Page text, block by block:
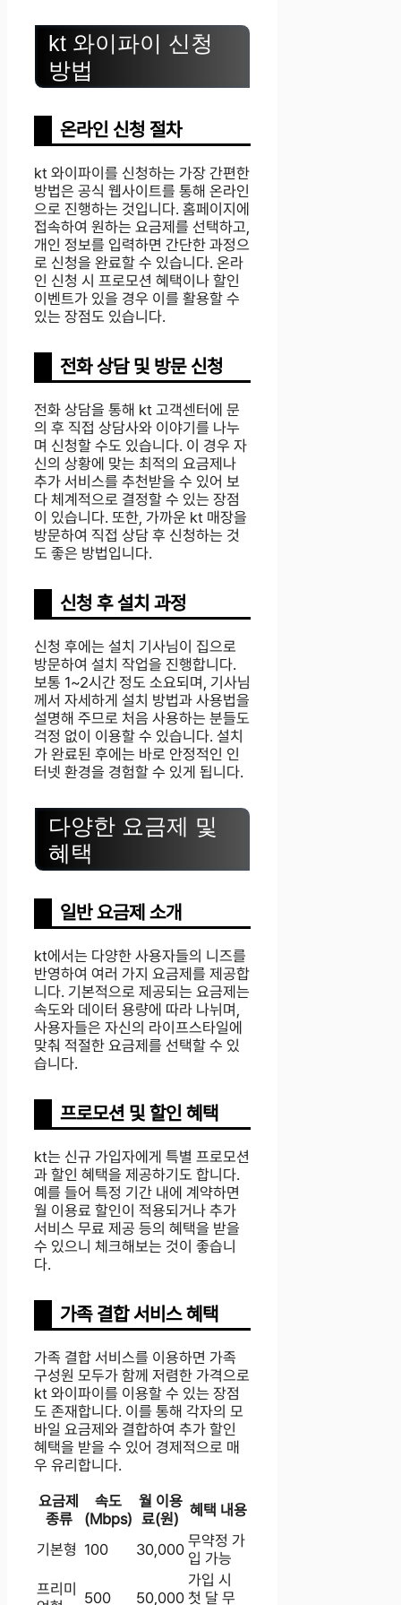
kt 와이파이 신청
방법
온라인 신청 절차
kt 와이파이를 신청하는 가장 간편한
방법은 공식 웹사이트를 통해 온라인
으로 진행하는 것입니다. 홈페이지에
접속하여 원하는 요금제를 선택하고,
개인 정보를 입력하면 간단한 과정으
로 신청을 완료할 수 있습니다. 온라
인 신청 시 프로모션 혜택이나 할인
이벤트가 있을 경우 이를 활용할 수
있는 장점도 있습니다.
전화 상담 및 방문 신청
전화 상담을 통해 kt 고객센터에 문
의 후 직접 상담사와 이야기를 나누
며 신청할 수도 있습니다. 이 경우 자
신의 상황에 맞는 최적의 요금제나
추가 서비스를 추천받을 수 있어 보
다 체계적으로 결정할 수 있는 장점
이 있습니다. 또한, 가까운 kt 매장을
방문하여 직접 상담 후 신청하는 것
도 좋은 방법입니다.
신청 후 설치 과정
신청 후에는 설치 기사님이 집으로
방문하여 설치 작업을 진행합니다.
보통 1~2시간 정도 소요되며, 기사님
께서 자세하게 설치 방법과 사용법을
설명해 주므로 처음 사용하는 분들도
걱정 없이 이용할 수 있습니다. 설치
가 완료된 후에는 바로 안정적인 인
터넷 환경을 경험할 수 있게 됩니다.
다양한 요금제 및
혜택
일반 요금제 소개
kt에서는 다양한 사용자들의 니즈를
반영하여 여러 가지 요금제를 제공합
니다. 기본적으로 제공되는 요금제는
속도와 데이터 용량에 따라 나뉘며,
사용자들은 자신의 라이프스타일에
맞춰 적절한 요금제를 선택할 수 있
습니다.
프로모션 및 할인 혜택
kt는 신규 가입자에게 특별 프로모션
과 할인 혜택을 제공하기도 합니다.
예를 들어 특정 기간 내에 계약하면
월 이용료 할인이 적용되거나 추가
서비스 무료 제공 등의 혜택을 받을
수 있으니 체크해보는 것이 좋습니
다.
가족 결합 서비스 혜택
가족 결합 서비스를 이용하면 가족
구성원 모두가 함께 저렴한 가격으로
kt 와이파이를 이용할 수 있는 장점
도 존재합니다. 이를 통해 각자의 모
바일 요금제와 결합하여 추가 할인
혜택을 받을 수 있어 경제적으로 매
우 유리합니다.
요금제
종류
속도
(Mbps)
월 이용
료(원)
혜택 내용
기본형 100 30,000 무약정 가
입 가능
프리미 500 50,000
가입 시
첫 달 무